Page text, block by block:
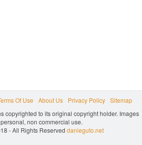
Of Use About Us Privacy Policy
Sitemap
copyrighted to its original copyright holder. Images
non commercial use.
- All Rights Reserved danieguto.net